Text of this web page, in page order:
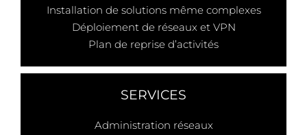
Installation de solutions même complexes
Déploiement de réseaux et VPN
Plan de reprise d’activités
SERVICES
Administration réseaux